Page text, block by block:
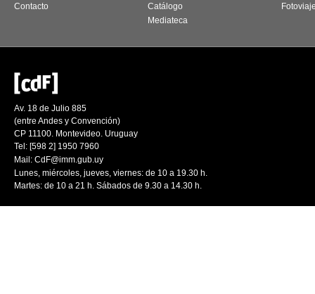
Contacto
Catálogo
Mediateca
Av. 18 de Julio 885
(entre Andes y Convención)
CP 11100. Montevideo. Uruguay
Tel: [598 2] 1950 7960
Mail: CdF@imm.gub.uy
Lunes, miércoles, jueves, viernes: de 10 a 19.30 h.
Martes: de 10 a 21 h. Sábados de 9.30 a 14.30 h.